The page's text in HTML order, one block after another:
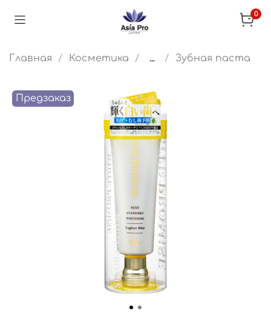
0
Главная Косметика ... Зубная паста
Предзаказ